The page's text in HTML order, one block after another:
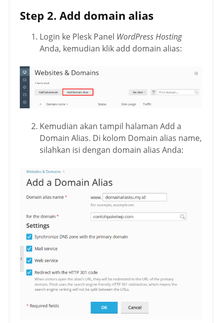
Step 2. Add domain alias
Login ke Plesk Panel WordPress Hosting
Anda, kemudian klik add domain alias:
Kemudian akan tampil halaman Add a
Domain Alias. Di kolom Domain alias name,
silahkan isi dengan domain alias Anda: